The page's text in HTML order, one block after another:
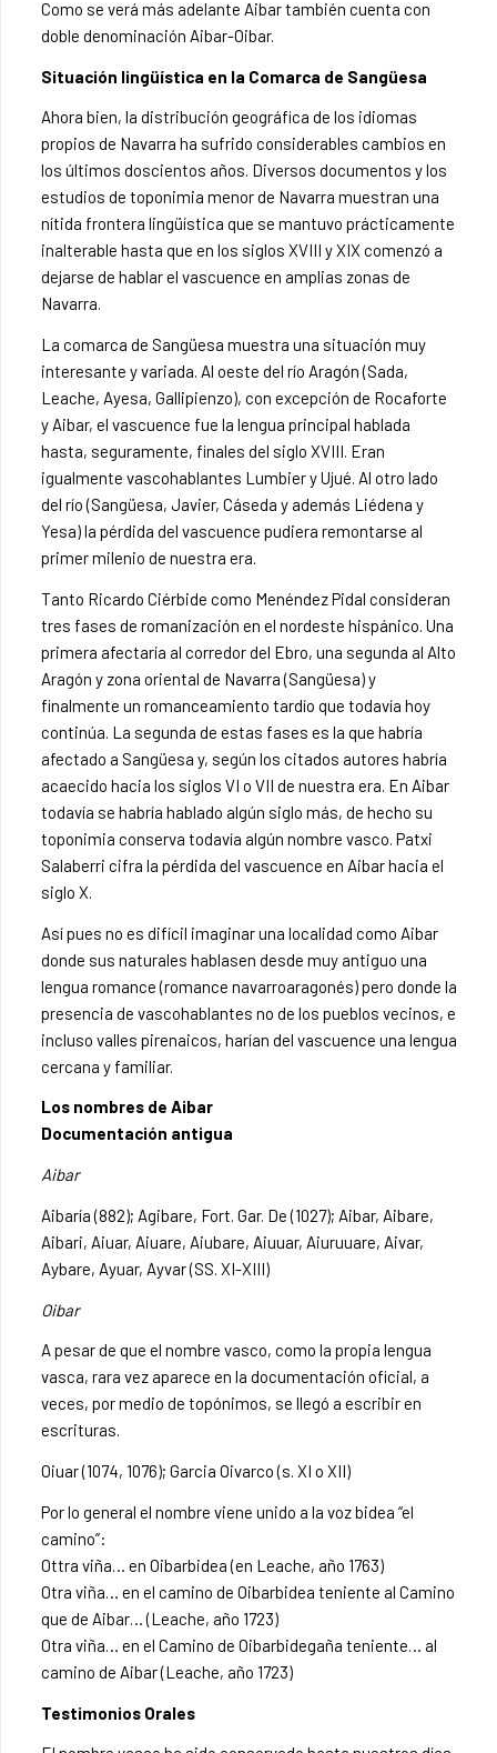
Como se verá más adelante Aibar también cuenta con
doble denominación Aibar-Oibar.
Situación lingüística en la Comarca de Sangüesa
Ahora bien, la distribución geográfica de los idiomas
propios de Navarra ha sufrido considerables cambios en
los últimos doscientos años. Diversos documentos y los
estudios de toponimia menor de Navarra muestran una
nítida frontera lingüística que se mantuvo prácticamente
inalterable hasta que en los siglos XVIII y XIX comenzó a
dejarse de hablar el vascuence en amplias zonas de
Navarra.
La comarca de Sangüesa muestra una situación muy
interesante y variada. Al oeste del río Aragón (Sada,
Leache, Ayesa, Gallipienzo), con excepción de Rocaforte
y Aibar, el vascuence fue la lengua principal hablada
hasta, seguramente, finales del siglo XVIII. Eran
igualmente vascohablantes Lumbier y Ujué. Al otro lado
del río (Sangüesa, Javier, Cáseda y además Liédena y
Yesa) la pérdida del vascuence pudiera remontarse al
primer milenio de nuestra era.
Tanto Ricardo Ciérbide como Menéndez Pidal consideran
tres fases de romanización en el nordeste hispánico. Una
primera afectaría al corredor del Ebro, una segunda al Alto
Aragón y zona oriental de Navarra (Sangüesa) y
finalmente un romanceamiento tardío que todavía hoy
continúa. La segunda de estas fases es la que habría
afectado a Sangüesa y, según los citados autores habría
acaecido hacia los siglos VI o VII de nuestra era. En Aibar
todavía se habría hablado algún siglo más, de hecho su
toponimia conserva todavía algún nombre vasco. Patxi
Salaberri cifra la pérdida del vascuence en Aibar hacia el
siglo X.
Así pues no es difícil imaginar una localidad como Aibar
donde sus naturales hablasen desde muy antiguo una
lengua romance (romance navarroaragonés) pero donde la
presencia de vascohablantes no de los pueblos vecinos, e
incluso valles pirenaicos, harían del vascuence una lengua
cercana y familiar.
Los nombres de Aibar
Documentación antigua
Aibar
Aibaría (882); Agibare, Fort. Gar. De (1027); Aibar, Aibare,
Aibari, Aiuar, Aiuare, Aiubare, Aiuuar, Aiuruuare, Aivar,
Aybare, Ayuar, Ayvar (SS. XI-XIII)
Oibar
A pesar de que el nombre vasco, como la propia lengua
vasca, rara vez aparece en la documentación oficial, a
veces, por medio de topónimos, se llegó a escribir en
escrituras.
Oiuar (1074, 1076); Garcia Oivarco (s. XI o XII)
Por lo general el nombre viene unido a la voz bidea “el
camino”:
Ottra viña… en Oibarbidea (en Leache, año 1763)
Otra viña… en el camino de Oibarbidea teniente al Camino
que de Aibar… (Leache, año 1723)
Otra viña… en el Camino de Oibarbidegaña teniente… al
camino de Aibar (Leache, año 1723)
Testimonios Orales